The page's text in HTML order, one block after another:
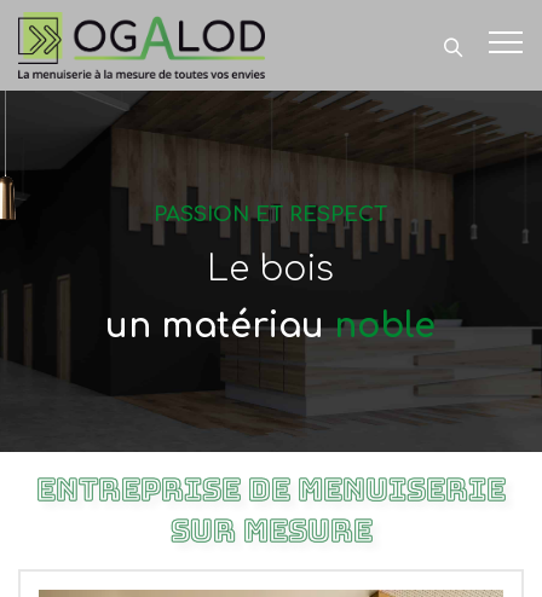
PASSION ET RESPECT
Le bois
un matériaunoble
Entreprise de menuiserie
sur mesure